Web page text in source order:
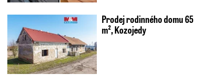
Prodej rodinného domu 65
m², Kozojedy